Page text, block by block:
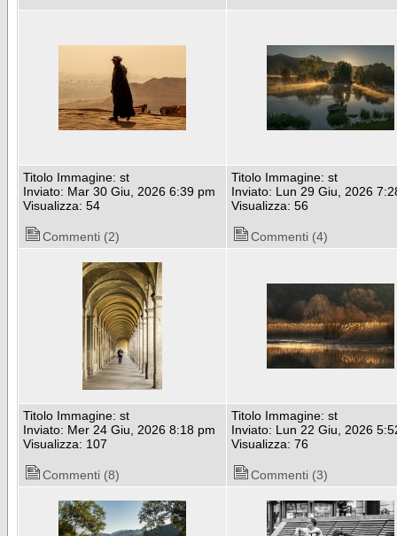
Titolo Immagine: st
Inviato: Mar 30 Giu, 2026 6:39 pm
Visualizza: 54
Commenti (2)
Titolo Immagine: st
Inviato: Lun 29 Giu, 2026
Visualizza: 56
Commenti (4)
Titolo Immagine: st
Inviato: Mer 24 Giu, 2026 8:18 pm
Visualizza: 107
Commenti (8)
Titolo Immagine: st
Inviato: Lun 22 Giu, 2026
Visualizza: 76
Commenti (3)